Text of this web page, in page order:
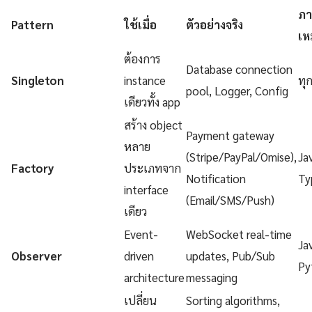
Pattern ใช้เมื่อ ตัวอย่างจริง
ภ
เ
Singleton
ต้องการ
instance
เดียวทั้ง app
Database connection
pool, Logger, Config
ทุ
Factory
สร้าง object
หลาย
ประเภทจาก
interface
เดียว
Payment gateway
(Stripe/PayPal/Omise),
Notification
(Email/SMS/Push)
Observer
Event-
driven
architecture
WebSocket real-time
updates, Pub/Sub
messaging
เปลี่ยน Sorting algorithms,